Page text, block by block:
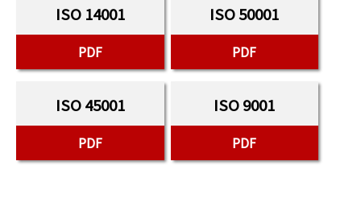
ISO 14001
PDF
ISO 50001
PDF
ISO 45001
PDF
ISO 9001
PDF